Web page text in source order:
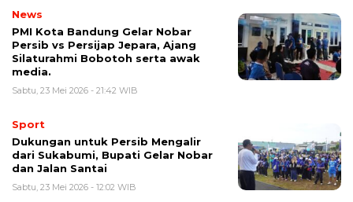
News
PMI Kota Bandung Gelar Nobar
Persib vs Persijap Jepara, Ajang
Silaturahmi Bobotoh serta awak
media.
Sabtu, 23 Mei 2026 - 21:42 WIB
Sport
Dukungan untuk Persib Mengalir
dari Sukabumi, Bupati Gelar Nobar
dan Jalan Santai
Sabtu, 23 Mei 2026 - 12:02 WIB